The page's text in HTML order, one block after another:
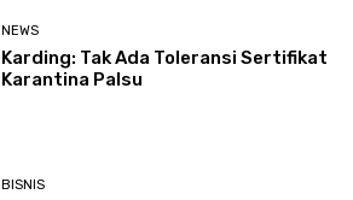
NEWS
Karding: Tak Ada Toleransi Sertifikat
Karantina Palsu
BISNIS